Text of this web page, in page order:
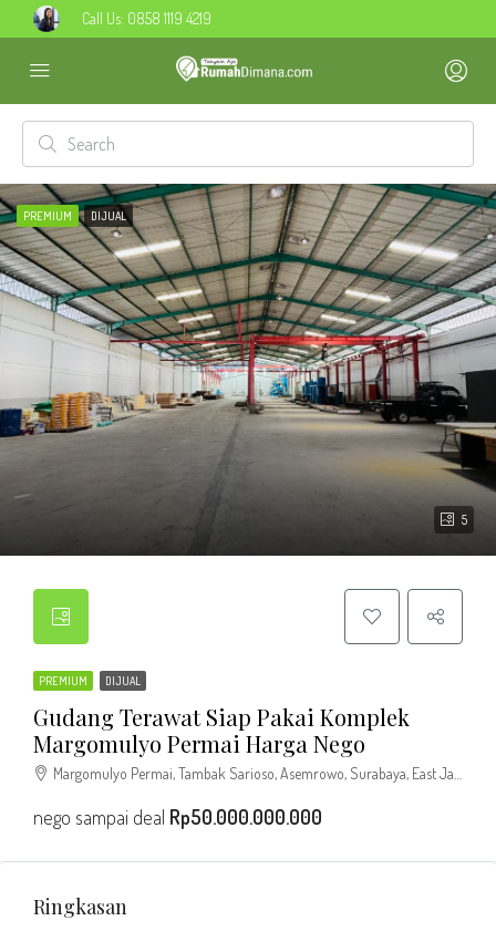
Call Us: 0858 1119 4219
5
PREMIUM DIJUAL
PREMIUM DIJUAL
Gudang Terawat Siap Pakai Komplek
Margomulyo Permai Harga Nego
Margomulyo Permai, Tambak Sarioso, Asemrowo, Surabaya, East Java, Java, Indonesia
nego sampai deal Rp50.000.000.000
Ringkasan